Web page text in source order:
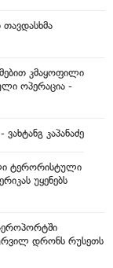
კმაყოფილი
ოპერაცია -
კაპანაძე
ტერორისტული
უყენებს
დრონს რუსეთს